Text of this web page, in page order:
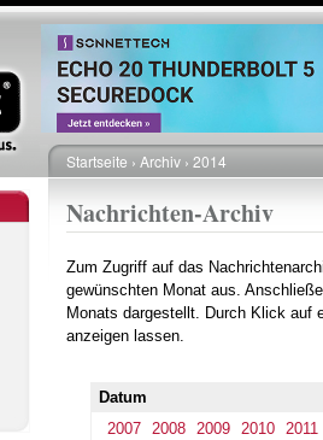
Direkt
zum
Inhalt
Pfadnavigation
Startseite Archiv 2014
Nachrichten-Archiv
Zum Zugriff auf das
gewünschten Monat aus.
Monats dargestellt. Durch Klick auf
anzeigen lassen.
Datum
2007
2008 2009 2010
2011